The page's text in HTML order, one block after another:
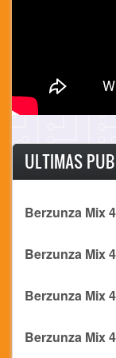
ULTIMAS
Berzunza Mix
Berzunza Mix
Berzunza Mix
Berzunza Mix